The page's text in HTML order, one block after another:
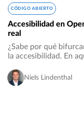
CÓDIGO ABIERTO
Accesibilidad en
real
¿Sabe por qué
la accesibilidad. En
Cuando los
Niels Lindenthal